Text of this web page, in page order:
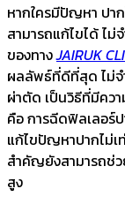
หากใครมีปัญหา ปา
สามารถแก้ไขได้ ไ
ของทางJAIRUK
ผลลัพธ์ที่ดีที่สุด ไม่จ
ผ่าตัด เป็นวิธีที่มีคว
คือ การฉีดฟิลเลอร์
แก้ไขปัญหาปากไม่
สำคัญยังสามารถช่
สูง